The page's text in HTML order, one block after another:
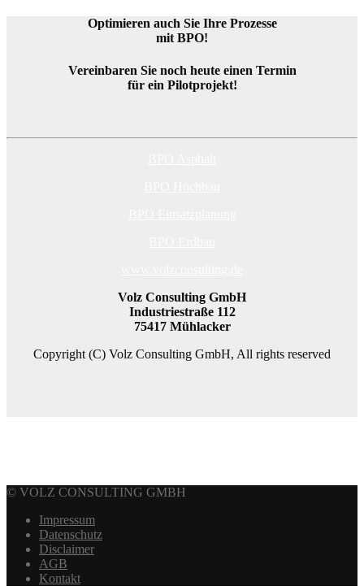
Optimieren auch Sie Ihre Prozesse
mit BPO!
Vereinbaren Sie noch heute einen Termin
für ein Pilotprojekt!
Volz Consulting GmbH
Industriestraße 112
75417 Mühlacker
Copyright (C) Volz Consulting GmbH, All rights reserved
© VOLZ CONSULTING GMBH
Impressum
Datenschutz
Disclaimer
AGB
Kontakt